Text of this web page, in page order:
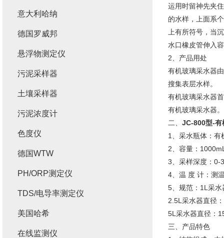
运用时留神先夹
的水样，上面系
上有所符号，当
水口橡皮管伸入
2、产品用处
有机玻璃采水器
搜集表层水样。
有机玻璃采水器
有机玻璃采水器
二、 JC-800型-有
1、采水瓶体：有
2、容量：
3、采样深度：0-
4、温 度 计：测
5、规范：1L采
2.5L采水器直径
5L采水器直径：
三、产品特色
意大利哈纳
德国罗威邦
悬浮物测定仪
污泥采样器
土壤采样器
污泥浓度计
色度仪
德国WTW
PH/ORP测定仪
TDS/电导率测定仪
美国哈希
在线监测仪